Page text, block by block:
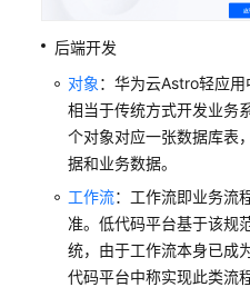
个
白
应
用
使
为
云
后端开发
对象 ：华为云Astro轻应
相当于传统方式开发业务
个对象对应一张数据库表
据和业务数据。
工作流：工作流即业务流
准。低代码平台基于该规
统，由于工作流本身已成
代码平台中称实现此类流